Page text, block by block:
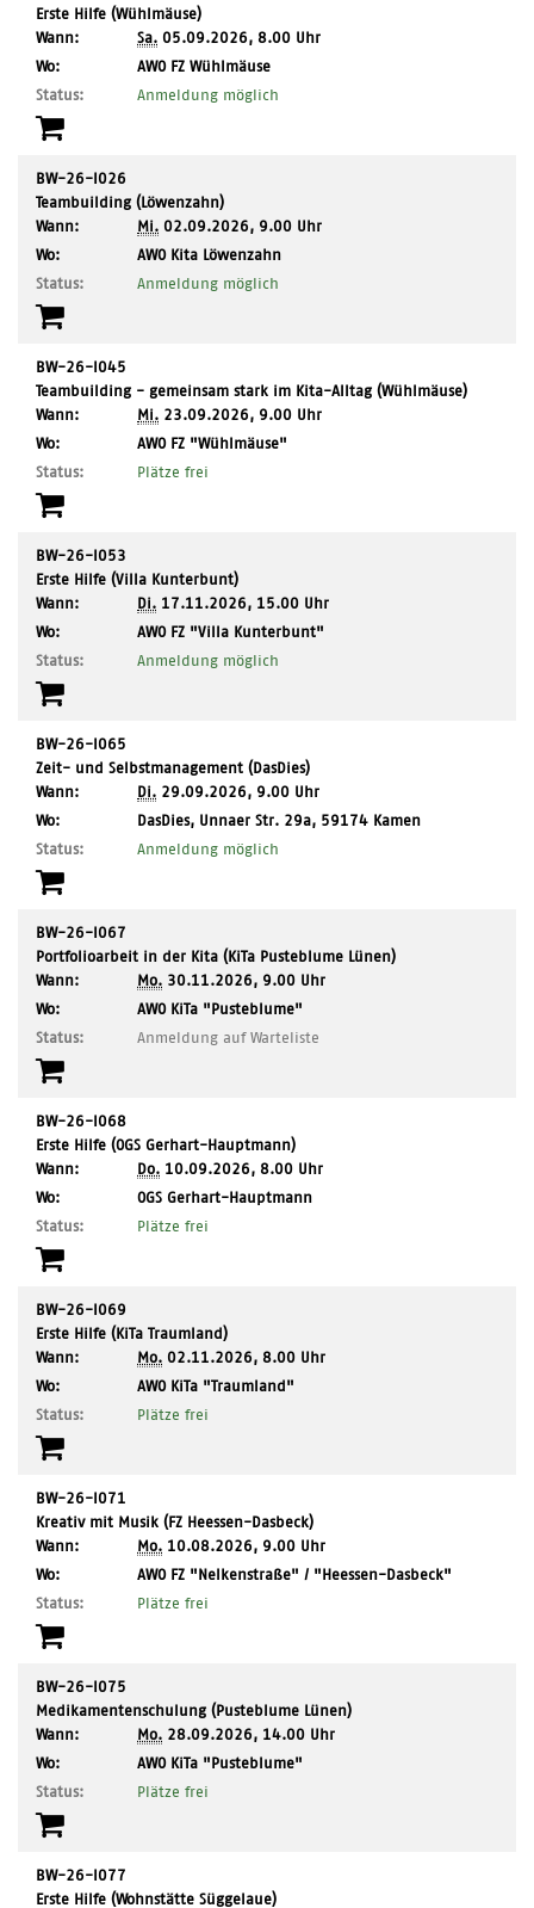
Erste Hilfe (Wühlmäuse)
Wann:
Sa. 05.09.2026, 8.00 Uhr
Wo:
,
Ort:
AWO FZ Wühlmäuse
Status:
Anmeldung möglich
BW-26-I026
Teambuilding (Löwenzahn)
Wann:
Mi. 02.09.2026, 9.00 Uhr
Wo:
,
Ort:
AWO Kita Löwenzahn
Status:
Anmeldung möglich
BW-26-I045
Teambuilding - gemeinsam stark im Kita-Alltag (Wühlmäuse)
Wann:
Mi. 23.09.2026, 9.00 Uhr
Wo:
,
Ort:
AWO FZ "Wühlmäuse"
Status:
Plätze frei
BW-26-I053
Erste Hilfe (Villa Kunterbunt)
Wann:
Di. 17.11.2026, 15.00 Uhr
Wo:
,
Ort:
AWO FZ "Villa Kunterbunt"
Status:
Anmeldung möglich
BW-26-I065
Zeit- und Selbstmanagement (DasDies)
Wann:
Di. 29.09.2026, 9.00 Uhr
Wo:
,
Ort:
DasDies, Unnaer Str. 29a, 59174 Kamen
Status:
Anmeldung möglich
BW-26-I067
Portfolioarbeit in der Kita (KiTa Pusteblume Lünen)
Wann:
Mo. 30.11.2026, 9.00 Uhr
Wo:
,
Ort:
AWO KiTa "Pusteblume"
Status:
Anmeldung auf Warteliste
BW-26-I068
Erste Hilfe (OGS Gerhart-Hauptmann)
Wann:
Do. 10.09.2026, 8.00 Uhr
Wo:
,
Ort:
OGS Gerhart-Hauptmann
Status:
Plätze frei
BW-26-I069
Erste Hilfe (KiTa Traumland)
Wann:
Mo. 02.11.2026, 8.00 Uhr
Wo:
,
Ort:
AWO KiTa "Traumland"
Status:
Plätze frei
BW-26-I071
Kreativ mit Musik (FZ Heessen-Dasbeck)
Wann:
Mo. 10.08.2026, 9.00 Uhr
Wo:
,
Ort:
AWO FZ "Nelkenstraße" / "Heessen-Dasbeck"
Status:
Plätze frei
BW-26-I075
Medikamentenschulung (Pusteblume Lünen)
Wann:
Mo. 28.09.2026, 14.00 Uhr
Wo:
,
Ort:
AWO KiTa "Pusteblume"
Status:
Plätze frei
BW-26-I077
Erste Hilfe (Wohnstätte Süggelaue)